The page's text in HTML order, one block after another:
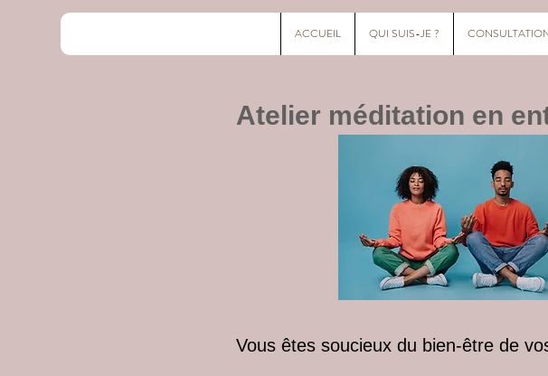
ACCUEIL QUI SUIS-JE ?
Atelier méditation en
Vous êtes soucieux du bien-être de